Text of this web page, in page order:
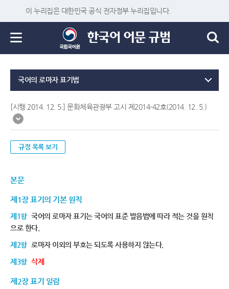
이 누리집은 대한민국 공식 전자정부 누리집입니다.
국어의 로마자 표기법
[시행 2014. 12. 5.] 문화체육관광부 고시 제2014-42호(2014. 12. 5.)
규정 목록 보기
본문
제1장 표기의 기본 원칙
제1항 국어의 로마자 표기는 국어의 표준 발음법에 따라 적는 것을 원칙
으로 한다.
제2항 로마자 이외의 부호는 되도록 사용하지 않는다.
제3항 삭제
제2장 표기 일람